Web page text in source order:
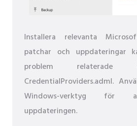
Installera relevanta
patchar och uppdateringar
problem
CredentialProviders.adml.
Windows-verktyg för
uppdateringen.